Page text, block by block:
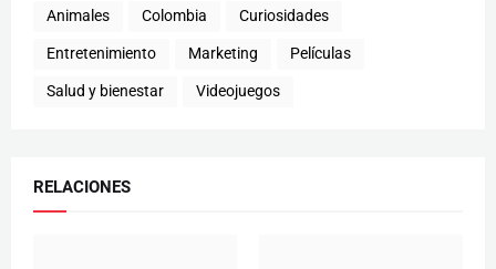
Animales Colombia Curiosidades
Entretenimiento Marketing Películas
Salud y bienestar Videojuegos
RELACIONES